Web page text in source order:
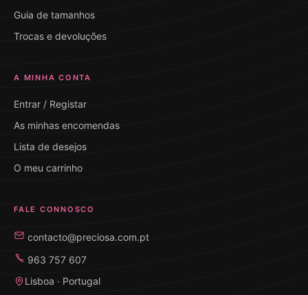
Guia de tamanhos
Trocas e devoluções
A MINHA CONTA
Entrar / Registar
As minhas encomendas
Lista de desejos
O meu carrinho
FALE CONNOSCO
contacto@preciosa.com.pt
963 757 607
Lisboa · Portugal